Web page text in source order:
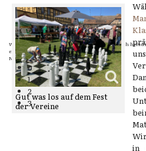
Wenn Dein Gegner Dir ein Remis anbietet, versuch
er glaubt schlechter zu stehen.
Nigel Short
0
1
2
3
Gut was los auf dem Fest
der Vereine
in